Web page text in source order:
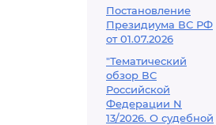
Постановление
Президиума ВС РФ
от 01.07.2026
"Тематический
обзор ВС
Российской
Федерации N
13/2026. О судебной